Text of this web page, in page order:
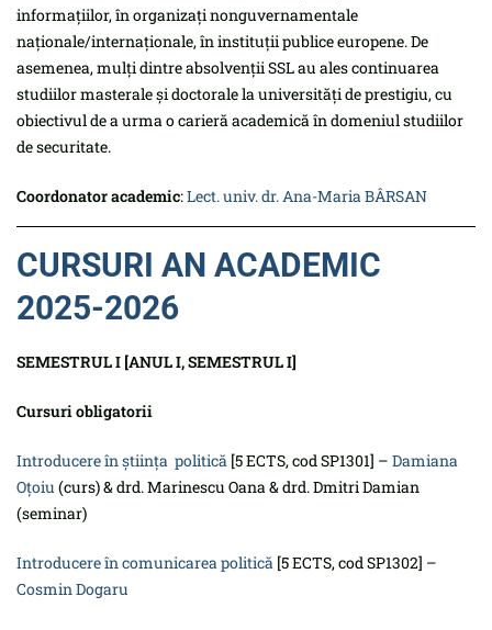
informațiilor, în organizați nonguvernamentale
naționale/internaționale, în instituții publice europene. De
asemenea, mulți dintre absolvenții SSL au ales continuarea
studiilor masterale și doctorale la universități de prestigiu, cu
obiectivul de a urma o carieră academică în domeniul studiilor
de securitate.
Coordonator academic:Lect. univ. dr. Ana-Maria BÂRSAN
CURSURI AN ACADEMIC
2025-2026
SEMESTRUL I [ANUL I, SEMESTRUL I]
Cursuri obligatorii
Introducere în știinţa politică [5 ECTS, cod SP1301] – Damiana
Oțoiu (curs) & drd. Marinescu Oana & drd. Dmitri Damian
(seminar)
Introducere în comunicarea politică [5 ECTS, cod SP1302] –
Cosmin Dogaru